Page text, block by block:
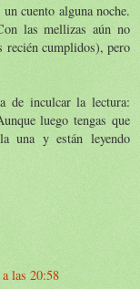
cuento alguna noche.
las mellizas aún no
recién cumplidos), pero
de inculcar la lectura:
luego tengas que
una y están leyendo
las 20:58